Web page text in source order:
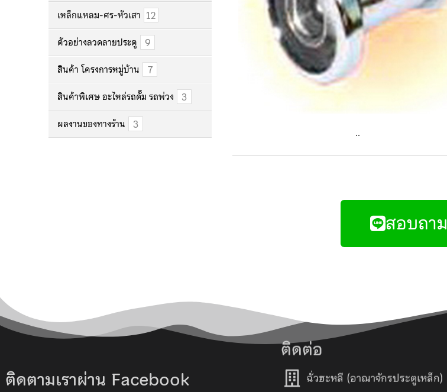
เหล็กแหลม-ศร-หัวเสา 12
ตัวอย่างลวดลายประตู 9
สินค้า โครงการหมู่บ้าน 7
สินค้าพิเศษ อะไหล่รถดั๊ม รถพ่วง 3
ผลงานของทางร้าน 3
..
สอบถาม
ติดตามเราผ่าน Facebook
ติดต่อ
ฉั่วฮะหลี (อาณาจักรประตูเหล็ก)